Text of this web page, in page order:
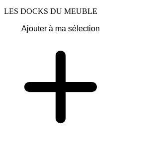
LES DOCKS DU MEUBLE
Ajouter à ma sélection